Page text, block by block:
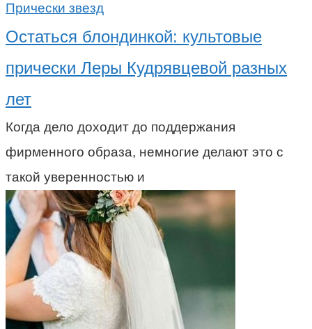
Прически звезд
Остаться блондинкой: культовые
прически Леры Кудрявцевой разных
лет
Когда дело доходит до поддержания
фирменного образа, немногие делают это с
такой уверенностью и